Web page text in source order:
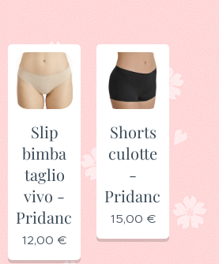
Slip
bimba
taglio
vivo -
Pridance
12,00 €
Shorts
culotte
-
Pridance
15,00 €